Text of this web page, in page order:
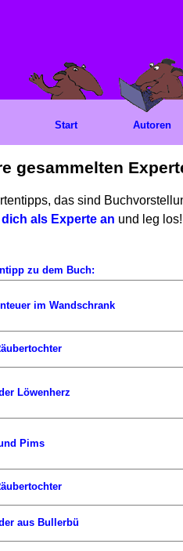
gesammelten
das sind
als Experte an und leg los!
zu dem Buch:
im Wandschrank
Löwenherz
Pims
aus Bullerbü
Start Autoren